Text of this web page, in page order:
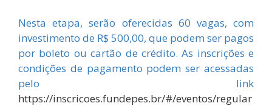
Nesta etapa, serão oferecidas 60 vagas, com
investimento de R$ 500,00, que podem ser pagos
por boleto ou cartão de crédito. As inscrições e
condições de pagamento podem ser acessadas
pelo link
https://inscricoes.fundepes.br/#/eventos/regular